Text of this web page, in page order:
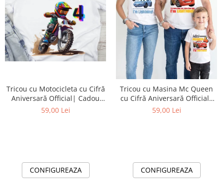
Tricou cu Motocicleta cu Cifră
Aniversară Official| Cadou
Personalizat e-CADOU
59,00 Lei
CONFIGUREAZA
Tricou cu Masina Mc Queen
cu Cifră Aniversară Official|
Cadou Personalizat e-CADOU
59,00 Lei
CONFIGUREAZA